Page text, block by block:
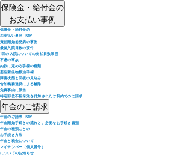
保険金・給付金の
お支払い事例
保険金・給付金の
お支払い事例 TOP
責任開始前発病の事例
最低入院日数の要件
1回の入院についての支払日数限度
不慮の事故
約款に定める手術の種類
悪性新生物根治手術
障害状態と回復の見込み
告知義務違反による解除
免責事由に該当
特定部位不担保法を付加されたご契約でのご請求
年金のご請求
年金のご請求 TOP
年金開始手続きの流れと、必要なお手続き書類
年金の種類ごとの
お手続き方法
年金と税金について
マイナンバー（個人番号）
についてのお知らせ